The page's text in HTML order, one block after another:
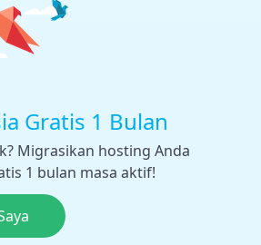
Gratis 1 Bulan
Migrasikan hosting Anda
1 bulan masa aktif!